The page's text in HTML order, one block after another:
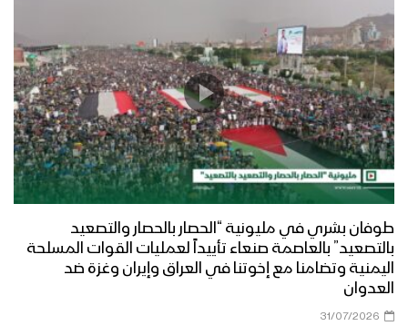
طوفان بشري في مليونية “الحصار بالحصار والتصعيد
بالتصعيد” بالعاصمة صنعاء تأييداً لعمليات القوات المسلحة
اليمنية وتضامنا مع إخوتنا في العراق وإيران وغزة ضد
العدوان
31/07/2026